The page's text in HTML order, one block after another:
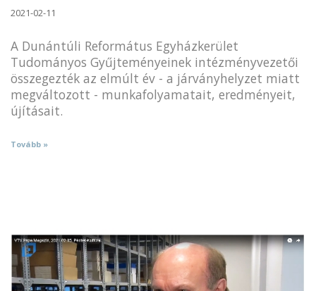
2021-02-11
A Dunántúli Református Egyházkerület
Tudományos Gyűjteményeinek intézményvezetői
összegezték az elmúlt év - a járványhelyzet miatt
megváltozott - munkafolyamatait, eredményeit,
újításait.
Tovább »